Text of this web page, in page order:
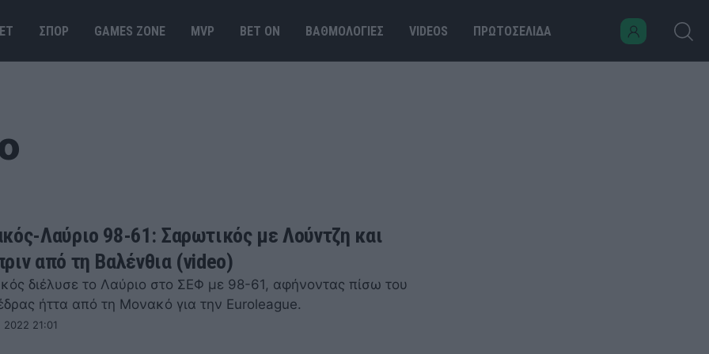
ΣΠΟΡ GAMES ΖΟΝΕ MVP BET ΟΝ ΒΑΘΜΟΛΟΓΙΕΣ VIDEOS ΠΡΩΤΟΣΕΛΙΔΑ
Λαύριο 98-61: Σαρωτικός με Λούντζη και
από τη Βαλένθια (video)
διέλυσε το Λαύριο στο ΣΕΦ με 98-61, αφήνοντας πίσω του
ήττα από τη Μονακό για την Euroleague.
21:01